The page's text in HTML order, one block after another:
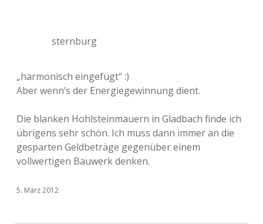
sternburg
„harmonisch eingefügt“ :)
Aber wenn’s der Energiegewinnung dient.
Die blanken Hohlsteinmauern in Gladbach finde ich
übrigens sehr schön. Ich muss dann immer an die
gesparten Geldbeträge gegenüber einem
vollwertigen Bauwerk denken.
5. März 2012